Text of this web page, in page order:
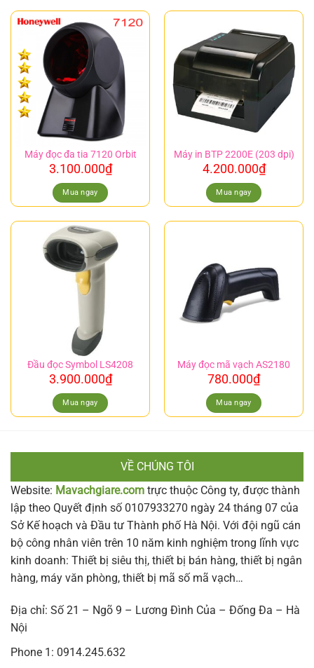
Máy đọc đa tia 7120 Orbit
3.100.000₫
Mua ngay
Máy in BTP 2200E (203 dpi)
4.200.000₫
Mua ngay
Đầu đọc Symbol LS4208
3.900.000₫
Mua ngay
Máy đọc mã vạch AS2180
780.000₫
Mua ngay
VỀ CHÚNG TÔI
Website: Mavachgiare.com trực thuộc Công ty, được thành
lập theo Quyết định số 0107933270 ngày 24 tháng 07 của
Sở Kế hoạch và Đầu tư Thành phố Hà Nội. Với đội ngũ cán
bộ công nhân viên trên 10 năm kinh nghiệm trong lĩnh vực
kinh doanh: Thiết bị siêu thị, thiết bị bán hàng, thiết bị ngân
hàng, máy văn phòng, thiết bị mã số mã vạch…
Địa chỉ: Số 21 – Ngõ 9 – Lương Đình Của – Đống Đa – Hà
Nội
Phone 1: 0914.245.632